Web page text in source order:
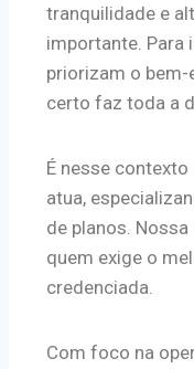
tranquilidade e
importante. Para
priorizam o bem-
certo faz toda a
É nesse contexto
atua,
de planos.
quem exige o
credenciada.
Com foco na